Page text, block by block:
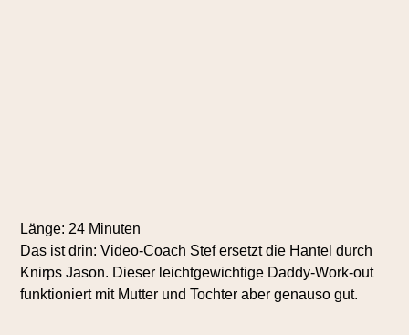
Länge: 24 Minuten
Das ist drin: Video-Coach Stef ersetzt die Hantel durch
Knirps Jason. Dieser leichtgewichtige Daddy-Work-out
funktioniert mit Mutter und Tochter aber genauso gut.